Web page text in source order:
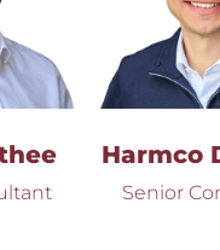
Harmco
Senior